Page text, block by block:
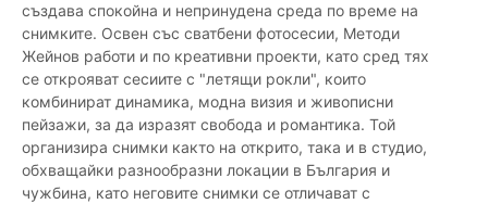
създава спокойна и непринудена среда по време на
снимките. Освен със сватбени фотосесии, Методи
Жейнов работи и по креативни проекти, като сред тях
се открояват сесиите с "летящи рокли", които
комбинират динамика, модна визия и живописни
пейзажи, за да изразят свобода и романтика. Той
организира снимки както на открито, така и в студио,
обхващайки разнообразни локации в България и
чужбина, като неговите снимки се отличават с